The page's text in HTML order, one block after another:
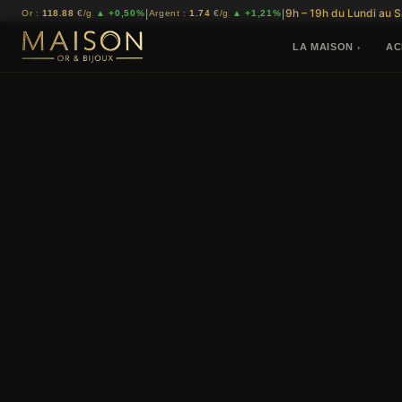
Or : 118.88 €/g ▲ +0,50%|Argent :1.74 €/g ▲ +1,21%|9h – 19h du Lundi au
LA MAISON ›